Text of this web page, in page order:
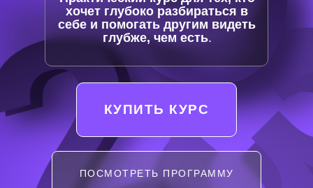
ПОСМОТРЕТЬ ПРОГРАММУ
КУПИТЬ КУРС
хочет глубоко разбираться в
себе и помогать другим видеть
глубже, чем есть.